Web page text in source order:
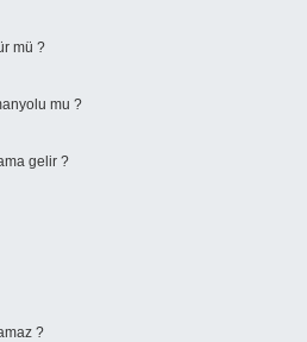
mü ?
mu ?
gelir ?
?